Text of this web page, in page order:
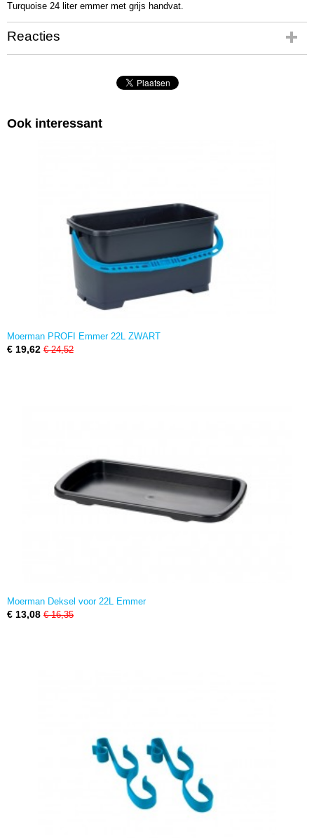
Turquoise 24 liter emmer met grijs handvat.
Reacties
Ook interessant
Moerman PROFI Emmer 22L ZWART
€ 19,62 € 24,52
Moerman Deksel voor 22L Emmer
€ 13,08 € 16,35